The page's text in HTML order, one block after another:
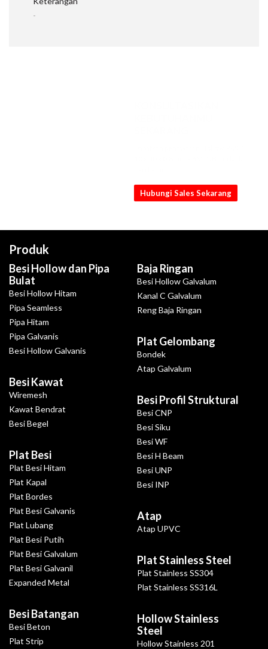
-
Hubungi Sales Sekarang
Produk
Besi Hollow dan Pipa
Bulat
Besi Hollow Hitam
Pipa Seamless
Pipa Hitam
Pipa Galvanis
Besi Hollow Galvanis
Besi Kawat
Wiremesh
Kawat Bendrat
Besi Begel
Plat Besi
Plat Besi Hitam
Plat Kapal
Plat Bordes
Plat Besi Galvanis
Plat Lubang
Plat Besi Putih
Plat Besi Galvalum
Plat Besi Galvanil
Expanded Metal
Besi Batangan
Besi Beton
Plat Strip
Baja Ringan
Besi Hollow Galvalum
Kanal C Galvalum
Reng Baja Ringan
Plat Gelombang
Bondek
Atap Galvalum
Besi Profil Struktural
Besi CNP
Besi Siku
Besi WF
Besi H Beam
Besi UNP
Besi INP
Atap
Atap UPVC
Plat Stainless Steel
Plat Stainless SS304
Plat Stainless SS316L
Hollow Stainless
Steel
Hollow Stainless 201